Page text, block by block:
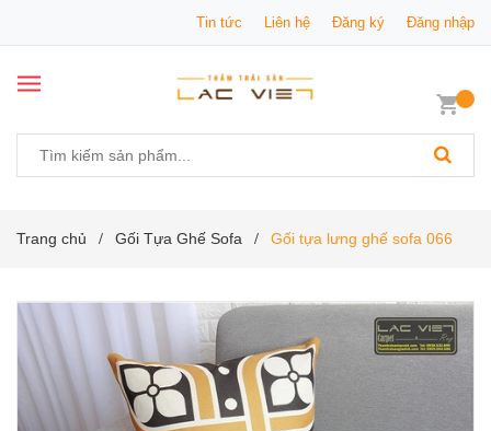
Tin tức Liên hệ Đăng ký Đăng nhập
Trang chủ / Gối Tựa Ghế Sofa / Gối tựa lưng ghế sofa 066